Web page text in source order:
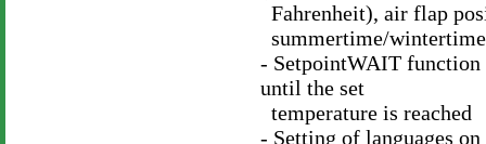
Fahrenheit), air flap
summertime/wintertime
- SetpointWAIT function
until the set
temperature is reached
- Setting of languages on